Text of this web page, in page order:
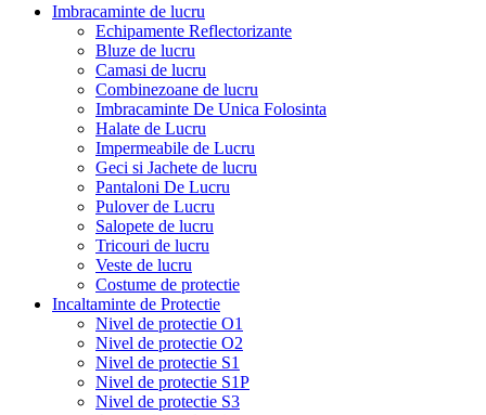
Imbracaminte de lucru
Echipamente Reflectorizante
Bluze de lucru
Camasi de lucru
Combinezoane de lucru
Imbracaminte De Unica Folosinta
Halate de Lucru
Impermeabile de Lucru
Geci si Jachete de lucru
Pantaloni De Lucru
Pulover de Lucru
Salopete de lucru
Tricouri de lucru
Veste de lucru
Costume de protectie
Incaltaminte de Protectie
Nivel de protectie O1
Nivel de protectie O2
Nivel de protectie S1
Nivel de protectie S1P
Nivel de protectie S3